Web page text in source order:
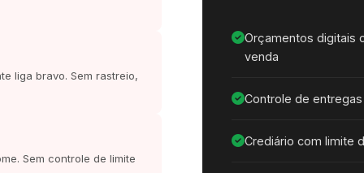
liga bravo. Sem rastreio,
Sem controle de limite
Orçamentos digitais
venda
Controle de
Crediário com limite